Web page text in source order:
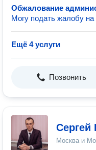
Обжалование
Могу подать жалобу
Ещё 4 услуги
Позвонить
Москва и